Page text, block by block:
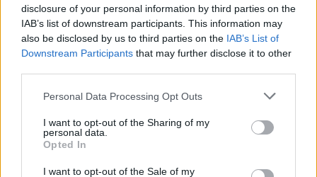
disclosure of your personal information by third parties on the
IAB’s list of downstream participants. This information may
also be disclosed by us to third parties on the IAB’s List of
Downstream Participants that may further disclose it to other
Please note that this website/app uses one or more Google
not limited to your visit or usage behaviour. You may click to
grant or deny consent to Google and its third-party tags to
use your data for below specified purposes in below Google
consent section.
Personal Data Processing Opt Outs
I want to opt-out of the Sharing of my
personal data.
Opted In
I want to opt-out of the Sale of my
FLASH FOCUS